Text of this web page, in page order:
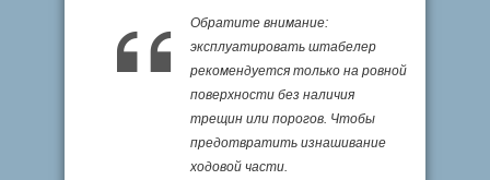
Обратите внимание:
эксплуатировать штабелер
рекомендуется только на ровной
поверхности без наличия
трещин или порогов. Чтобы
предотвратить изнашивание
ходовой части.